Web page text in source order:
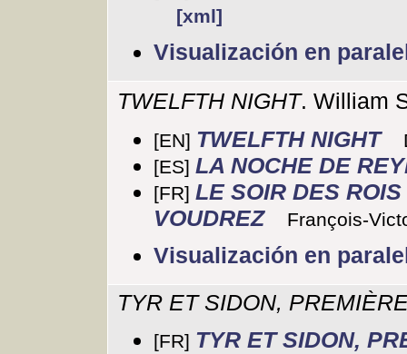
[xml]
Visualización en
TWELFTH NIGHT. William
[EN] TWELFTH NIGHT
[ES] LA NOCHE DE
[FR] LE SOIR DES
VOUDREZ
François-
Visualización en
TYR ET SIDON,
[FR] TYR ET SIDON,